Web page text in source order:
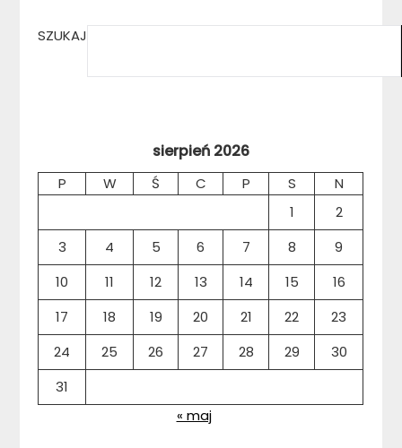
SZUKAJ
sierpień 2026
P W Ś C P S
N
1
2
3
4 5 6 7 8
9
10
11 12 13 14 15
16
17
18 19 20 21 22
23
24
25 26 27 28 29
30
31
« maj